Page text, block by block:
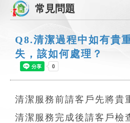
常見問題
Q8.清潔過程中如有貴
失，該如何處理？
清潔服務前請客戶先將貴
清潔服務完成後請客戶檢